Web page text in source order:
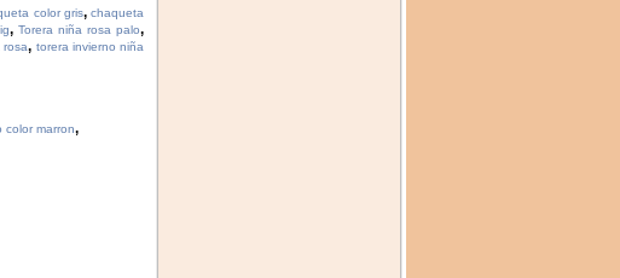
color gris,chaqueta
, Torera niña rosa palo,
rosa, torera invierno niña
color marron,